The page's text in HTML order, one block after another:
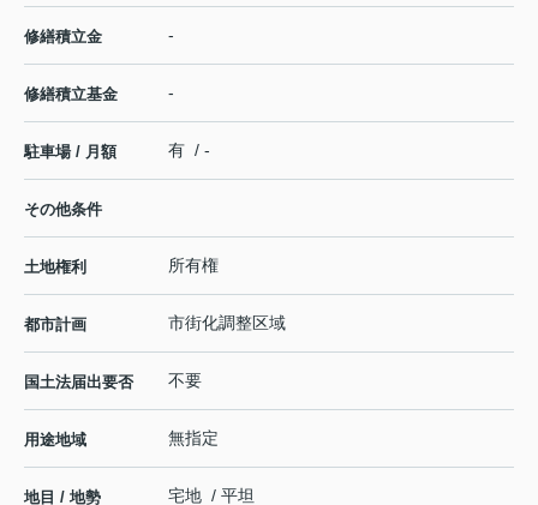
修繕積立金 -
修繕積立基金 -
駐車場 / 月額 有 / -
その他条件
土地権利 所有権
都市計画 市街化調整区域
国土法届出要否 不要
用途地域 無指定
地目 / 地勢 宅地 / 平坦